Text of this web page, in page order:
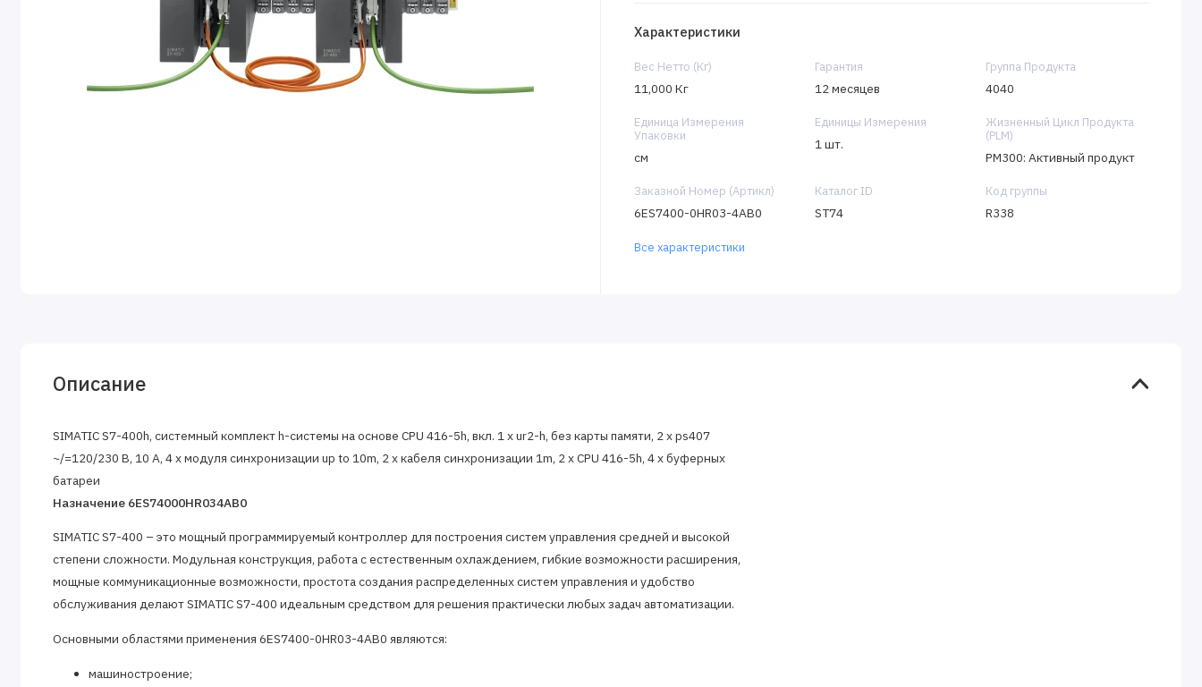
Характеристики
Вес Нетто (Кг)
11,000 Кг
Гарантия
12 месяцев
Группа Продукта
4040
Единица Измерения
Упаковки
см
Единицы Измерения
1 шт.
Жизненный Цикл Продукта
(PLM)
PM300: Активный продукт
Заказной Номер (Артикл)
6ES7400-0HR03-4AB0
Каталог ID
ST74
Код группы
R338
Все характеристики
Описание
SIMATIC S7-400h, системный комплект h-системы на основе CPU 416-5h, вкл. 1 x ur2-h, без карты памяти, 2 x ps407
~/=120/230 В, 10 А, 4 x модуля синхронизации up to 10m, 2 x кабеля синхронизации 1m, 2 x CPU 416-5h, 4 x буферных
батареи
Назначение 6ES74000HR034AB0
SIMATIC S7-400 – это мощный программируемый контроллер для построения систем управления средней и высокой
степени сложности. Модульная конструкция, работа с естественным охлаждением, гибкие возможности расширения,
мощные коммуникационные возможности, простота создания распределенных систем управления и удобство
обслуживания делают SIMATIC S7-400 идеальным средством для решения практически любых задач автоматизации.
Основными областями применения 6ES7400-0HR03-4AB0 являются:
машиностроение;